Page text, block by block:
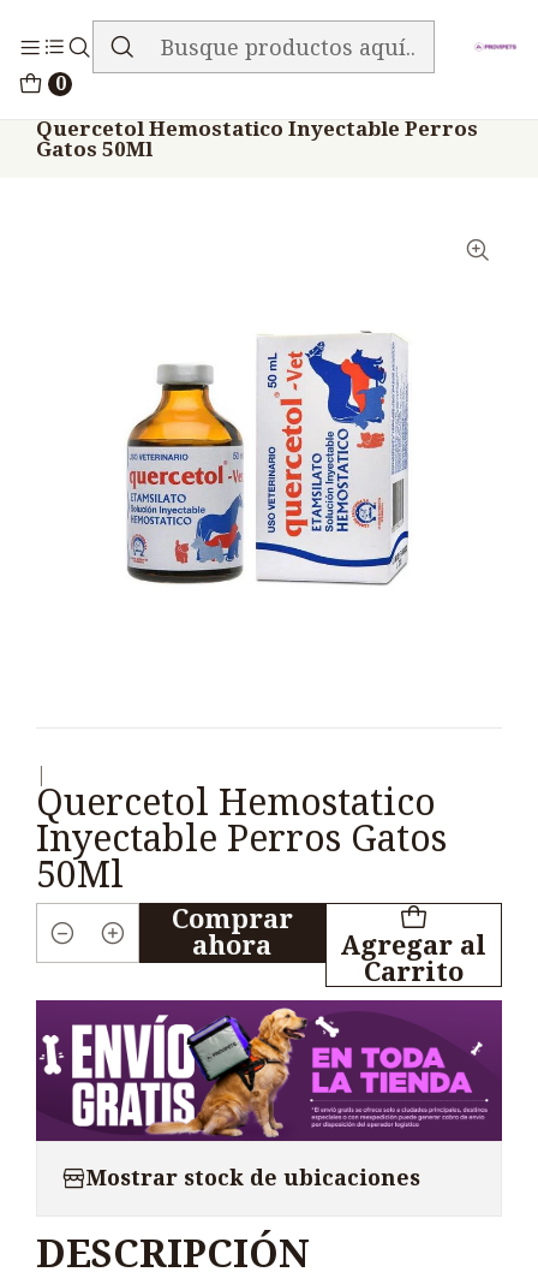
0
ENVIO GRATIS EN TODA LA TIENDA
Quercetol Hemostatico Inyectable Perros
Gatos 50Ml
Quercetol Hemostatico
Inyectable Perros Gatos
50Ml
Cantidad
Agregar al
Carrito
Comprar
ahora
Mostrar stock de ubicaciones
DESCRIPCIÓN